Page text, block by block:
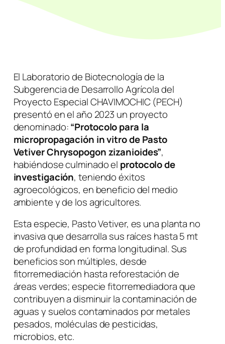
El Laboratorio de Biotecnología de la
Subgerencia de Desarrollo Agrícola del
Proyecto Especial CHAVIMOCHIC (PECH)
presentó en el año 2023 un proyecto
denominado:“Protocolo para la
micropropagación in vitro de Pasto
VetiverChrysopogon zizanioides”,
habiéndose culminado el protocolo de
investigación, teniendo éxitos
agroecológicos, en beneficio del medio
ambiente y de los agricultores.
Esta especie, Pasto Vetiver, es una planta no
invasiva que desarrolla sus raíces hasta 5 mt
de profundidad en forma longitudinal. Sus
beneficios son múltiples, desde
fitorremediación hasta reforestación de
áreas verdes; especie fitorremediadora que
contribuyen a disminuir la contaminación de
aguas y suelos contaminados por metales
pesados, moléculas de pesticidas,
microbios, etc.